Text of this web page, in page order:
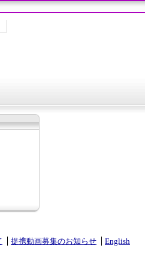
提携動画募集のお知らせ English